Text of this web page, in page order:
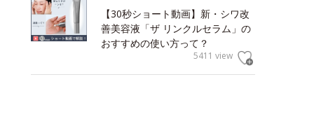
【30秒ショート動画】新・シワ改
善美容液「ザ リンクルセラム」の
おすすめの使い方って？
5411 view